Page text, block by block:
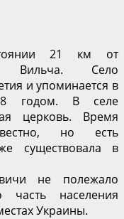
21 км от
Вильча. Село
и упоминается в
годом. В селе
церковь. Время
но есть
существовала в
не полежало
часть населения
Украины.